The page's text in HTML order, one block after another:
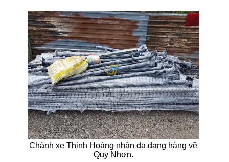
Chành xe Thịnh Hoàng nhận đa dạng hàng về
Quy Nhơn.